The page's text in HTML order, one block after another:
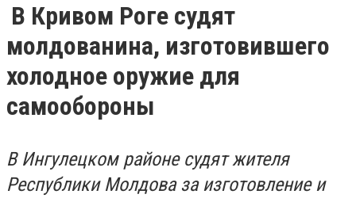
В Кривом Роге судят
молдованина, изготовившего
холодное оружие для
самообороны
В Ингулецком районе судят жителя
Республики Молдова за изготовление и